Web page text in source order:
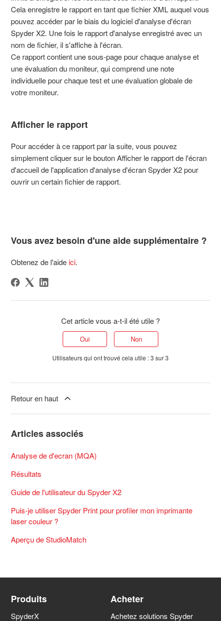
Cela enregistre le rapport en tant que fichier XML auquel vous
pouvez accéder par le biais du logiciel d'analyse d'écran
Spyder X2. Une fois le rapport d'analyse enregistré avec un
nom de fichier, il s'affiche à l'écran.
Ce rapport contient une sous-page pour chaque analyse et
une évaluation du moniteur, qui comprend une note
individuelle pour chaque test et une évaluation globale de
votre moniteur.
Afficher le rapport
Pour accéder à ce rapport par la suite, vous pouvez
simplement cliquer sur le bouton Afficher le rapport de l'écran
d'accueil de l'application d'analyse d'écran Spyder X2 pour
ouvrir un certain fichier de rapport.
Vous avez besoin d'une aide supplémentaire ?
Obtenez de l'aideici.
Cet article vous a-t-il été utile ?
Oui Non
Utilisateurs qui ont trouvé cela utile : 3 sur 3
Retour en haut
Articles associés
Analyse de d'ecran (MQA)
Résultats
Guide de l'utilisateur du Spyder X2
Puis-je utiliser Spyder Print pour profiler mon imprimante
laser couleur ?
Aperçu de StudioMatch
Produits
SpyderX
Acheter
Achetez solutions Spyder